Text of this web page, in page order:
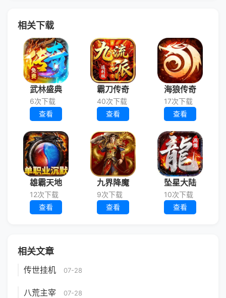
相关下载
武林盛典
6次下载
查看
霸刀传奇
40次下载
查看
海狼传奇
17次下载
查看
雄霸天地
12次下载
查看
九界降魔
9次下载
查看
坠星大陆
10次下载
查看
相关文章
传世挂机 07-28
八荒主宰 07-28